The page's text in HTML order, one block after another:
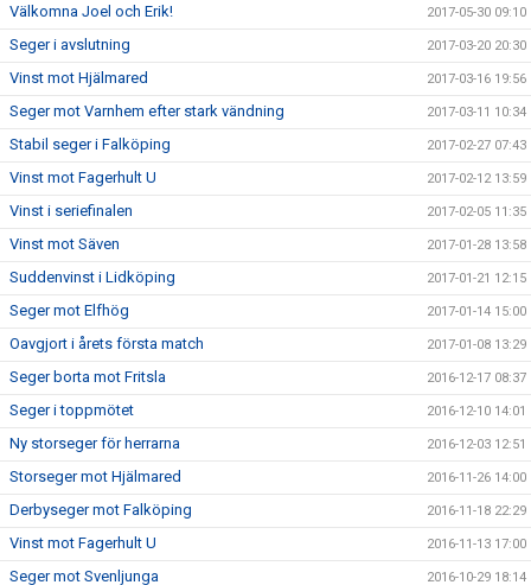
Välkomna Joel och Erik! 2017-05-30 09:10
Seger i avslutning 2017-03-20 20:30
Vinst mot Hjälmared 2017-03-16 19:56
Seger mot Varnhem efter stark vändning 2017-03-11 10:34
Stabil seger i Falköping 2017-02-27 07:43
Vinst mot Fagerhult U 2017-02-12 13:59
Vinst i seriefinalen 2017-02-05 11:35
Vinst mot Säven 2017-01-28 13:58
Suddenvinst i Lidköping 2017-01-21 12:15
Seger mot Elfhög 2017-01-14 15:00
Oavgjort i årets första match 2017-01-08 13:29
Seger borta mot Fritsla 2016-12-17 08:37
Seger i toppmötet 2016-12-10 14:01
Ny storseger för herrarna 2016-12-03 12:51
Storseger mot Hjälmared 2016-11-26 14:00
Derbyseger mot Falköping 2016-11-18 22:29
Vinst mot Fagerhult U 2016-11-13 17:00
Seger mot Svenljunga 2016-10-29 18:14